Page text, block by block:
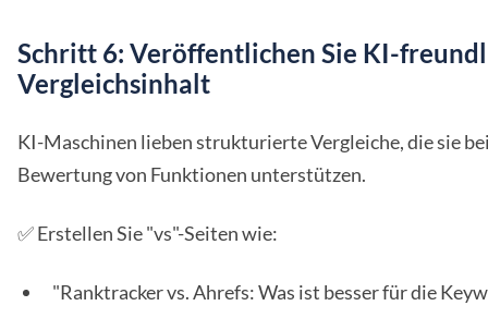
Schritt 6: Veröffentlichen Sie KI-
Vergleichsinhalt
KI-Maschinen lieben strukturierte Vergleiche, die sie
Bewertung von Funktionen unterstützen.
✅ Erstellen Sie "vs"-Seiten wie:
"Ranktracker vs. Ahrefs: Was ist besser für die